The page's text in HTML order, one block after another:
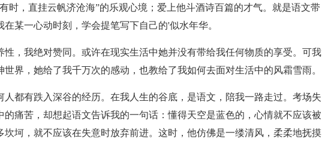
时，直挂云帆济沧海”的乐观心境；爱上他斗酒诗百篇的才气。就是语文带
某一心动时刻，学会提笔写下自己的'似水年华。
性，我绝对赞同。或许在现实生活中她并没有带给我任何物质的享受。可我
界，她给了我千万次的感动，也教给了我如何去面对生活中的风霜雪雨。
人都有跌入深谷的经历。在我人生的谷底，是语文，陪我一路走过。考场失
的痛苦，却想起语文告诉我的一句话：懂得天空是蓝色的，心情就不应该被
坎坷，就不应该在失意时放弃前进。这时，他仿佛是一缕清风，柔柔地抚摸